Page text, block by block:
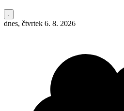
dnes, čtvrtek 6. 8. 2026